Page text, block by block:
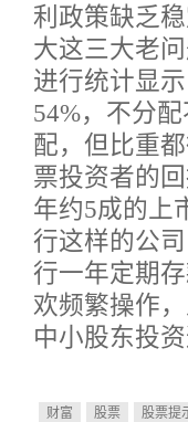
利政策缺乏
大这三大老
进行统计显
54%，不分
配，但比重
票投资者的
年约5成的上
行这样的公
行一年定期
欢频繁操作
中小股东投
财富 股票 股票提